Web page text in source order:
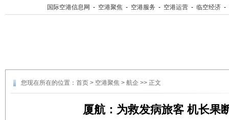
国际空港信息网 - 空港聚焦 - 空港服务 - 空港运营 - 临空经济 -
您现在所在的位置： 首页 > 空港聚焦 > 航企 >> 正文
厦航：为救发病旅客 机长果